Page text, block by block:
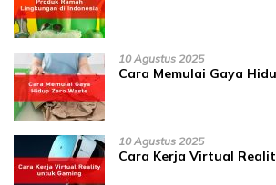
10 Agustus 2025
Cara Memulai Gaya
10 Agustus 2025
Cara Kerja Virtual